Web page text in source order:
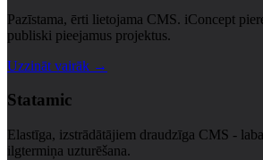
Pazīstama, ērti lietojama CMS. iConcept
publiski pieejamus projektus.
Uzzināt vairāk →
Statamic
Elastīga, izstrādātājiem draudzīga CMS -
ilgtermiņa uzturēšana.